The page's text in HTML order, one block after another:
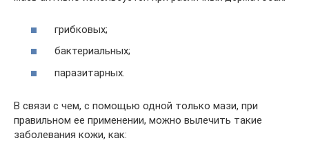
грибковых;
бактериальных;
паразитарных.
В связи с чем, с помощью одной только мази, при
правильном ее применении, можно вылечить такие
заболевания кожи, как: